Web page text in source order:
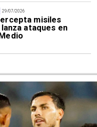
29/07/2026
misiles
ataques en